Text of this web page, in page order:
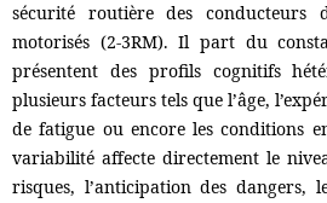
sécurité routière des conducteurs
motorisés (2-3RM). Il part du
présentent des profils cognitifs
plusieurs facteurs tels que l’âge,
de fatigue ou encore les conditions
variabilité affecte directement le
risques, l’anticipation des dangers,